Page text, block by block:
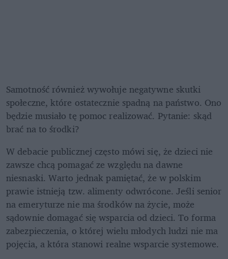
Samotność również wywołuje negatywne skutki
społeczne, które ostatecznie spadną na państwo. Ono
będzie musiało tę pomoc realizować. Pytanie: skąd
brać na to środki?
W debacie publicznej często mówi się, że dzieci nie
zawsze chcą pomagać ze względu na dawne
niesnaski. Warto jednak pamiętać, że w polskim
prawie istnieją tzw. alimenty odwrócone. Jeśli senior
na emeryturze nie ma środków na życie, może
sądownie domagać się wsparcia od dzieci. To forma
zabezpieczenia, o której wielu młodych ludzi nie ma
pojęcia, a która stanowi realne wsparcie systemowe.